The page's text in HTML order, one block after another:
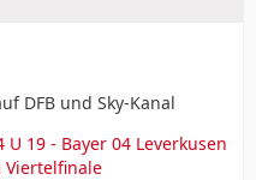
DFB und Sky-Kanal
U 19 - Bayer 04 Leverkusen
Viertelfinale